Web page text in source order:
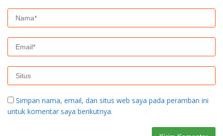
Simpan nama, email, dan situs web saya pada peramban ini
untuk komentar saya berikutnya.